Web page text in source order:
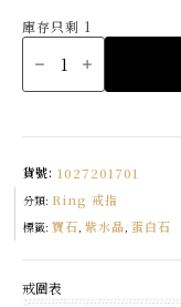
庫存只剩 1
精
紫
戒
量
貨號: 1027201701
分類: Ring 戒指
標籤: 寶石, 紫水晶, 蛋白石
戒圍表